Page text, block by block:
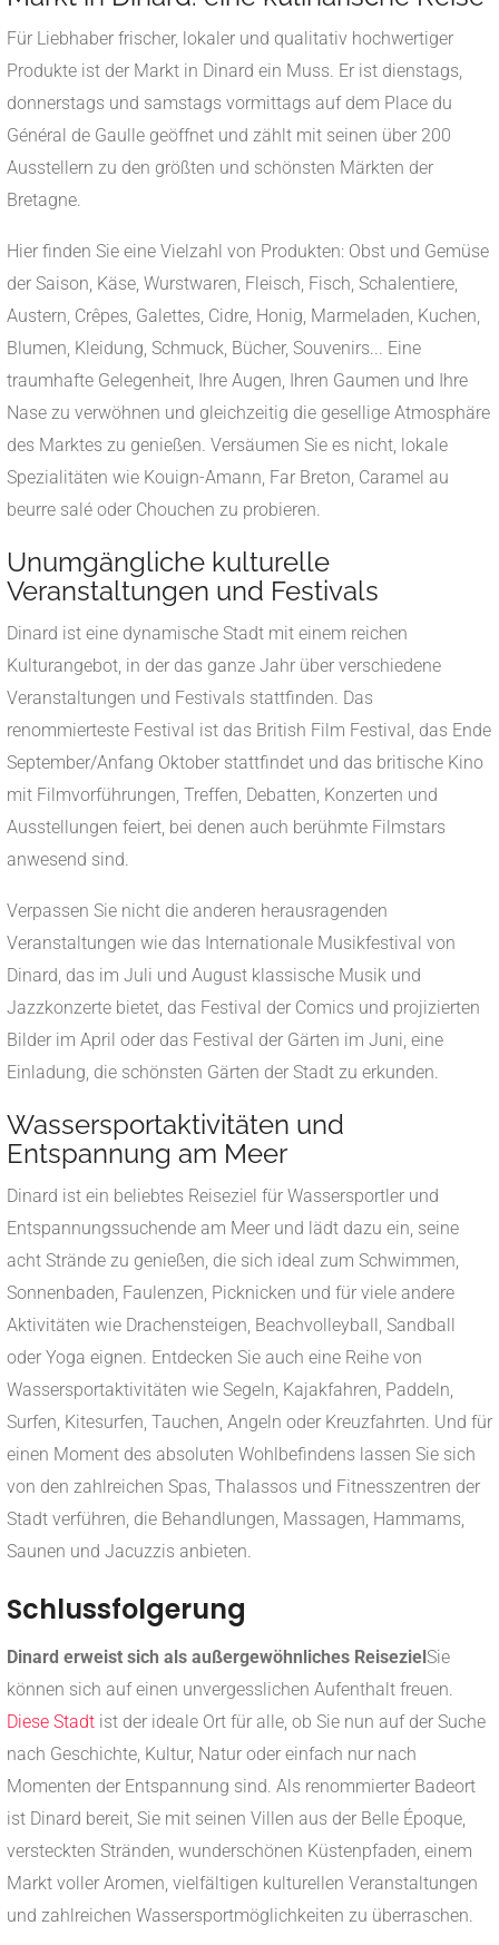
Für Liebhaber frischer, lokaler und qualitativ hochwertiger
Produkte ist der Markt in Dinard ein Muss. Er ist dienstags,
donnerstags und samstags vormittags auf dem Place du
Général de Gaulle geöffnet und zählt mit seinen über 200
Ausstellern zu den größten und schönsten Märkten der
Bretagne.
Hier finden Sie eine Vielzahl von Produkten: Obst und Gemüse
der Saison, Käse, Wurstwaren, Fleisch, Fisch, Schalentiere,
Austern, Crêpes, Galettes, Cidre, Honig, Marmeladen, Kuchen,
Blumen, Kleidung, Schmuck, Bücher, Souvenirs... Eine
traumhafte Gelegenheit, Ihre Augen, Ihren Gaumen und Ihre
Nase zu verwöhnen und gleichzeitig die gesellige Atmosphäre
des Marktes zu genießen. Versäumen Sie es nicht, lokale
Spezialitäten wie Kouign-Amann, Far Breton, Caramel au
beurre salé oder Chouchen zu probieren.
Unumgängliche kulturelle
Veranstaltungen und Festivals
Dinard ist eine dynamische Stadt mit einem reichen
Kulturangebot, in der das ganze Jahr über verschiedene
Veranstaltungen und Festivals stattfinden. Das
renommierteste Festival ist das British Film Festival, das Ende
September/Anfang Oktober stattfindet und das britische Kino
mit Filmvorführungen, Treffen, Debatten, Konzerten und
Ausstellungen feiert, bei denen auch berühmte Filmstars
anwesend sind.
Verpassen Sie nicht die anderen herausragenden
Veranstaltungen wie das Internationale Musikfestival von
Dinard, das im Juli und August klassische Musik und
Jazzkonzerte bietet, das Festival der Comics und projizierten
Bilder im April oder das Festival der Gärten im Juni, eine
Einladung, die schönsten Gärten der Stadt zu erkunden.
Wassersportaktivitäten und
Entspannung am Meer
Dinard ist ein beliebtes Reiseziel für Wassersportler und
Entspannungssuchende am Meer und lädt dazu ein, seine
acht Strände zu genießen, die sich ideal zum Schwimmen,
Sonnenbaden, Faulenzen, Picknicken und für viele andere
Aktivitäten wie Drachensteigen, Beachvolleyball, Sandball
oder Yoga eignen. Entdecken Sie auch eine Reihe von
Wassersportaktivitäten wie Segeln, Kajakfahren, Paddeln,
Surfen, Kitesurfen, Tauchen, Angeln oder Kreuzfahrten. Und für
einen Moment des absoluten Wohlbefindens lassen Sie sich
von den zahlreichen Spas, Thalassos und Fitnesszentren der
Stadt verführen, die Behandlungen, Massagen, Hammams,
Saunen und Jacuzzis anbieten.
Schlussfolgerung
Dinard erweist sich als außergewöhnliches Reiseziel Sie
können sich auf einen unvergesslichen Aufenthalt freuen.
Diese Stadt ist der ideale Ort für alle, ob Sie nun auf der Suche
nach Geschichte, Kultur, Natur oder einfach nur nach
Momenten der Entspannung sind. Als renommierter Badeort
ist Dinard bereit, Sie mit seinen Villen aus der Belle Époque,
versteckten Stränden, wunderschönen Küstenpfaden, einem
Markt voller Aromen, vielfältigen kulturellen Veranstaltungen
und zahlreichen Wassersportmöglichkeiten zu überraschen.